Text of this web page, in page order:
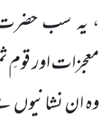
، یہ سب
معجزات اور
وہ ان نشانیوں